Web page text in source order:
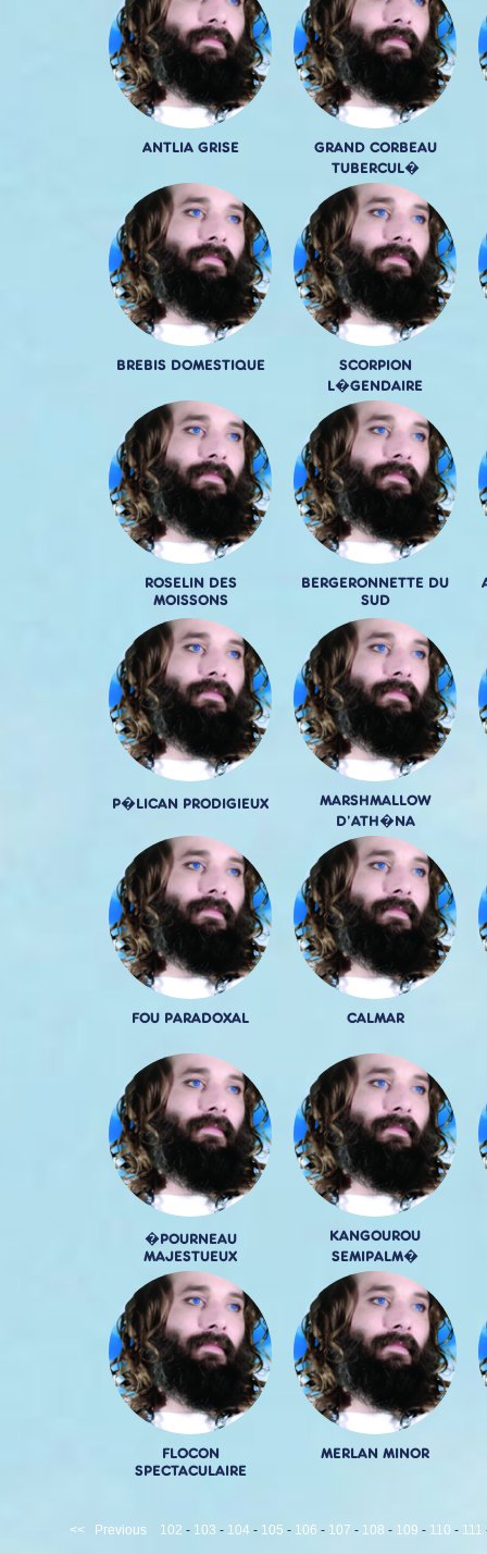
ANTLIA GRISE
GRAND CORBEAU
TUBERCUL�
BREBIS DOMESTIQUE
SCORPION
L�GENDAIRE
ROSELIN DES
MOISSONS
BERGERONNETTE DU
SUD
P�LICAN PRODIGIEUX
MARSHMALLOW
D'ATH�NA
FOU PARADOXAL CALMAR
�POURNEAU
MAJESTUEUX
KANGOUROU
SEMIPALM�
FLOCON
SPECTACULAIRE
MERLAN MINOR
<< Previous 102 - 103 - 104 - 105 - 106 - 107 - 108 - 109 - 110 - 111